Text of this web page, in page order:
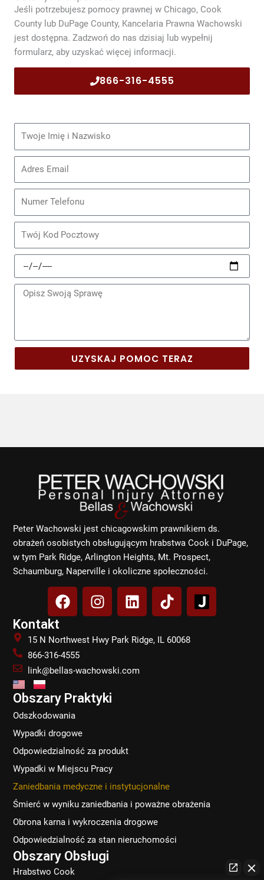
Jeśli potrzebujesz pomocy prawnej w Chicago, Cook
County lub DuPage County, Kancelaria Prawna Wachowski
jest dostępna. Zadzwoń do nas dzisiaj lub wypełnij
formularz, aby uzyskać więcej informacji.
866-316-4555
Imię
nazwisko
Telefon
Pocztowy
Data
Zdarzenia
Wiadomość
UZYSKAJ POMOC TERAZ
Peter Wachowski jest chicagowskim prawnikiem ds.
obrażeń osobistych obsługującym hrabstwa Cook i DuPage,
w tym Park Ridge, Arlington Heights, Mt. Prospect,
Schaumburg, Naperville i okoliczne społeczności.
F
a
c
e
b
o
k
I
n
s
t
g
a
m
L
i
n
k
d
T
i
k
t
Kontakt
15 N Northwest Hwy Park Ridge, IL 60068
866-316-4555
link@bellas-wachowski.com
Obszary Praktyki
Odszkodowania
Wypadki drogowe
Odpowiedzialność za produkt
Wypadki w Miejscu Pracy
Zaniedbania medyczne i instytucjonalne
Śmierć w wyniku zaniedbania i poważne obrażenia
Obrona karna i wykroczenia drogowe
Odpowiedzialność za stan nieruchomości
Obszary Obsługi
Hrabstwo Cook